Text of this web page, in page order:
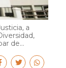
a
de...